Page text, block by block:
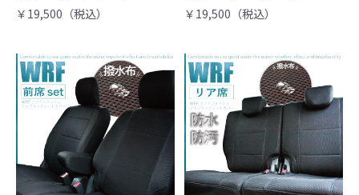
￥19,500（税込） ￥19,500（税込）